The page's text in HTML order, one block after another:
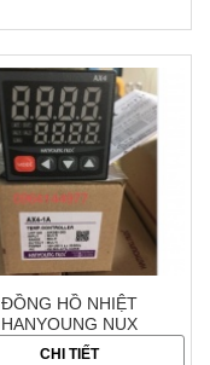
ĐỒNG HỒ NHIỆT
HANYOUNG NUX
CHI TIẾT